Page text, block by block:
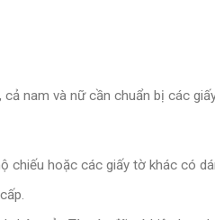
cả nam và nữ cần chuẩn bị các
chiếu hoặc các giấy tờ khác có